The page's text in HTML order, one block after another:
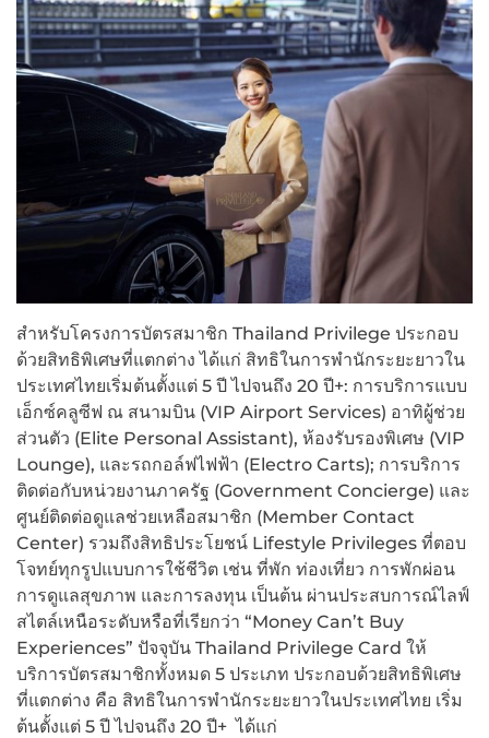
สำหรับโครงการบัตรสมาชิก Thailand Privilege ประกอบ
ด้วยสิทธิพิเศษที่แตกต่าง ได้แก่ สิทธิในการพำนักระยะยาวใน
ประเทศไทยเริ่มต้นตั้งแต่ 5 ปี ไปจนถึง 20 ปี+: การบริการแบบ
เอ็กซ์คลูซีฟ ณ สนามบิน (VIP Airport Services) อาทิผู้ช่วย
ส่วนตัว (Elite Personal Assistant), ห้องรับรองพิเศษ (VIP
Lounge), และรถกอล์ฟไฟฟ้า (Electro Carts); การบริการ
ติดต่อกับหน่วยงานภาครัฐ (Government Concierge) และ
ศูนย์ติดต่อดูแลช่วยเหลือสมาชิก (Member Contact
Center) รวมถึงสิทธิประโยชน์ Lifestyle Privileges ที่ตอบ
โจทย์ทุกรูปแบบการใช้ชีวิต เช่น ที่พัก ท่องเที่ยว การพักผ่อน
การดูแลสุขภาพ และการลงทุน เป็นต้น ผ่านประสบการณ์ไลฟ์
สไตล์เหนือระดับหรือที่เรียกว่า “Money Can’t Buy
Experiences” ปัจจุบัน Thailand Privilege Card ให้
บริการบัตรสมาชิกทั้งหมด 5 ประเภท ประกอบด้วยสิทธิพิเศษ
ที่แตกต่าง คือ สิทธิในการพำนักระยะยาวในประเทศไทย เริ่ม
ต้นตั้งแต่ 5 ปี ไปจนถึง 20 ปี+ ได้แก่